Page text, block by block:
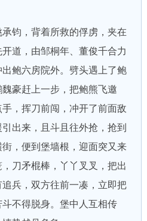
钧，背着所救的俘虏，夹在
道，由邹桐年、董俊千合力
鲍六房院外。劈头遇上了鲍
豪赶上一步，把鲍熊飞邀
，挥刀前闯，冲开了前面敌
出来，且斗且往外抢，抢到
，便到堡墙根，迎面突又来
刀矛棍棒，丫丫叉叉，把出
兵，双方往前一凑，立即把
不得脱身。堡中人互相传